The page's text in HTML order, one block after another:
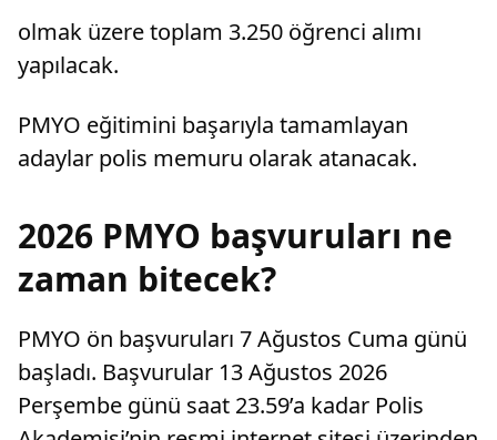
olmak üzere toplam 3.250 öğrenci alımı
yapılacak.
PMYO eğitimini başarıyla tamamlayan
adaylar polis memuru olarak atanacak.
2026 PMYO başvuruları ne
zaman bitecek?
PMYO ön başvuruları 7 Ağustos Cuma günü
başladı. Başvurular 13 Ağustos 2026
Perşembe günü saat 23.59’a kadar Polis